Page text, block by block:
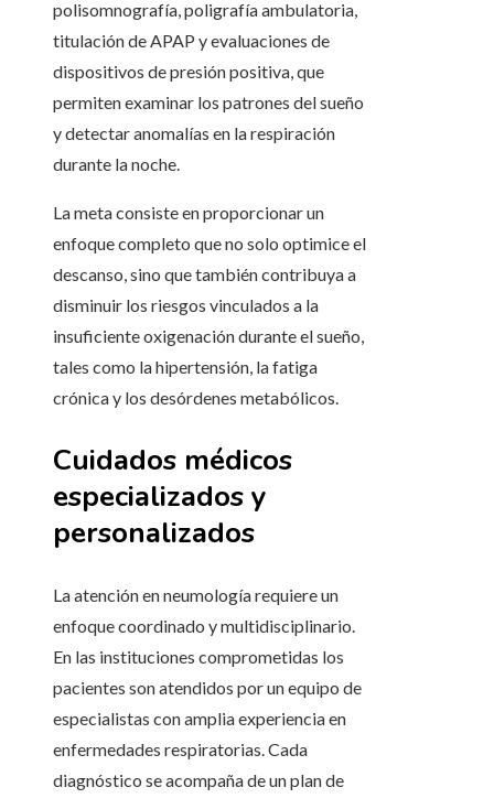
polisomnografía, poligrafía ambulatoria,
titulación de APAP y evaluaciones de
dispositivos de presión positiva, que
permiten examinar los patrones del sueño
y detectar anomalías en la respiración
durante la noche.
La meta consiste en proporcionar un
enfoque completo que no solo optimice el
descanso, sino que también contribuya a
disminuir los riesgos vinculados a la
insuficiente oxigenación durante el sueño,
tales como la hipertensión, la fatiga
crónica y los desórdenes metabólicos.
Cuidados médicos
especializados y
personalizados
La atención en neumología requiere un
enfoque coordinado y multidisciplinario.
En las instituciones comprometidas los
pacientes son atendidos por un equipo de
especialistas con amplia experiencia en
enfermedades respiratorias. Cada
diagnóstico se acompaña de un plan de